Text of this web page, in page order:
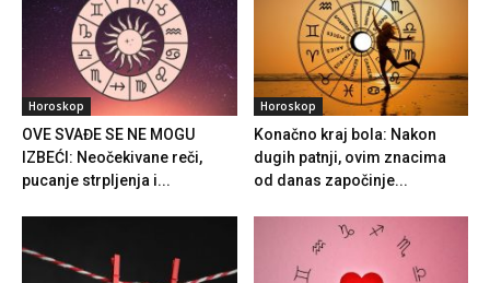
Horoskop
OVE SVAĐE SE NE MOGU
IZBEĆI: Neočekivane reči,
pucanje strpljenja i...
Horoskop
Konačno kraj bola: Nakon
dugih patnji, ovim znacima
od danas započinje...